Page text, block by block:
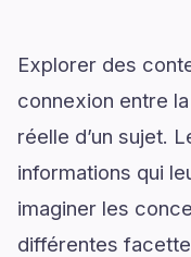
Explorer des
connexion entre
réelle d’un sujet.
informations qui
imaginer les
différentes